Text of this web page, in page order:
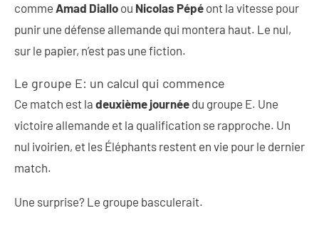
comme Amad Diallo ou Nicolas Pépé ont la vitesse pour
punir une défense allemande qui montera haut. Le nul,
sur le papier, n’est pas une fiction.
Le groupe E: un calcul qui commence
Ce match est la deuxième journée du groupe E. Une
victoire allemande et la qualification se rapproche. Un
nul ivoirien, et les Éléphants restent en vie pour le dernier
match.
Une surprise? Le groupe basculerait.